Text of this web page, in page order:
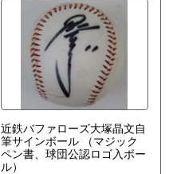
近鉄バファローズ大塚晶文自
筆サインボール
（マジック
ペン書、球団公認ロゴ入ボー
ル）